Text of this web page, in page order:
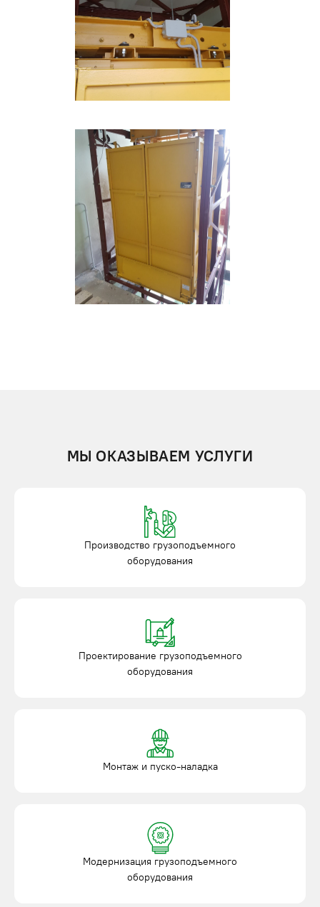
МЫ ОКАЗЫВАЕМ УСЛУГИ
Производство грузоподъемного
оборудования
Проектирование грузоподъемного
оборудования
Монтаж и пуско-наладка
Модернизация грузоподъемного
оборудования